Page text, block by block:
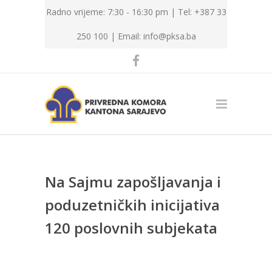
Radno vrijeme: 7:30 - 16:30 pm | Tel: +387 33
250 100 | Email: info@pksa.ba
Na Sajmu zapošljavanja i
poduzetničkih inicijativa
120 poslovnih subjekata